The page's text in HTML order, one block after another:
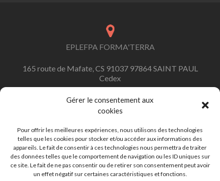
Gérer le consentement aux
cookies
Pour offrir les meilleures expériences, nous utilisons des technologies
telles que les cookies pour stocker et/ou accéder aux informations des
appareils. Le fait de consentir à ces technologies nous permettra de traiter
des données telles que le comportement de navigation ou les ID uniques sur
ce site. Le fait de ne pas consentir ou de retirer son consentement peut avoir
un effet négatif sur certaines caractéristiques et fonctions.
EPLEFPA FORMA'TERRA
165 route de Mafate, CS 91037 97864 SAINT PAUL
Cedex
+262 (0)262 45 92 92